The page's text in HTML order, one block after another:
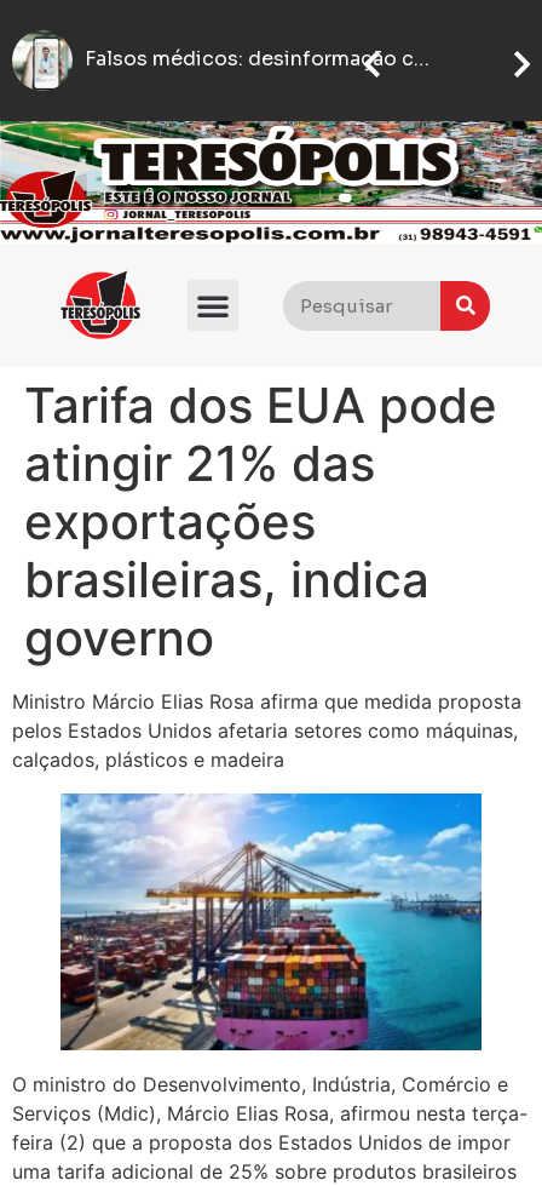
Uso exce PM encontra armas, drogas e duas pessoas são detidas em churrasco da GaloucuraOferta restrita mantém preços da lima ácida tahiti em alta
Tarifa dos EUA pode
atingir 21% das
exportações
brasileiras, indica
governo
Ministro Márcio Elias Rosa afirma que medida proposta
pelos Estados Unidos afetaria setores como máquinas,
calçados, plásticos e madeira
O ministro do Desenvolvimento, Indústria, Comércio e
Serviços (Mdic), Márcio Elias Rosa, afirmou nesta terça-
feira (2) que a proposta dos Estados Unidos de impor
uma tarifa adicional de 25% sobre produtos brasileiros